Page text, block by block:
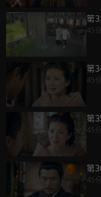
第
45
第
45
第
45
第
45